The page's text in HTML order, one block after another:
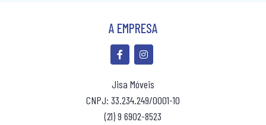
COLCHÃO SOLTEIRO MOLAS
A EMPRESA
Jisa Móveis
CNPJ: 33.234.249/0001-10
(21) 9 6902-8523